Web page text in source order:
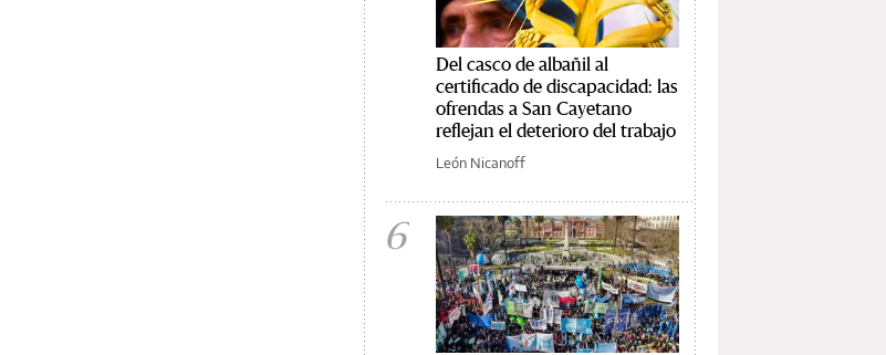
Del casco de albañil al
certificado de discapacidad: las
ofrendas a San Cayetano
reflejan el deterioro del trabajo
León Nicanoff
6